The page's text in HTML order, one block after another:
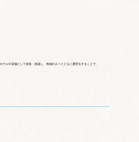
テルや店舗として改装・改築し、地域の人々とともに運営をすることで、